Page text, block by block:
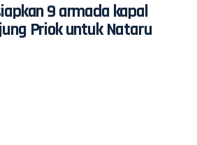
9 armada kapal
Priok untuk Nataru